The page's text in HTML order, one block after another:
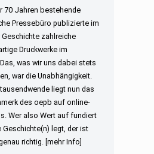
70 Jahren bestehende
Pressebüro publizierte im
zahlreiche
Druckwerke im
was wir uns dabei stets
war die Unabhängigkeit.
liegt nun das
des oepb auf online-
Wer also Wert auf fundiert
Geschichte(n) legt, der ist
richtig.
[mehr Info]